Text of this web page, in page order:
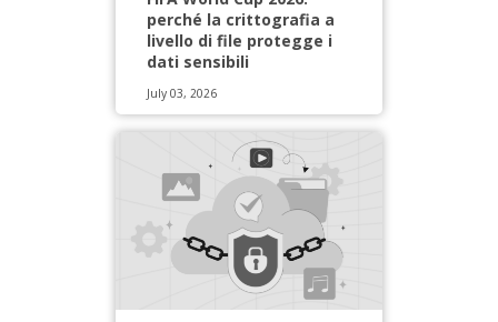
perché la crittografia a
livello di file protegge i
dati sensibili
July 03, 2026